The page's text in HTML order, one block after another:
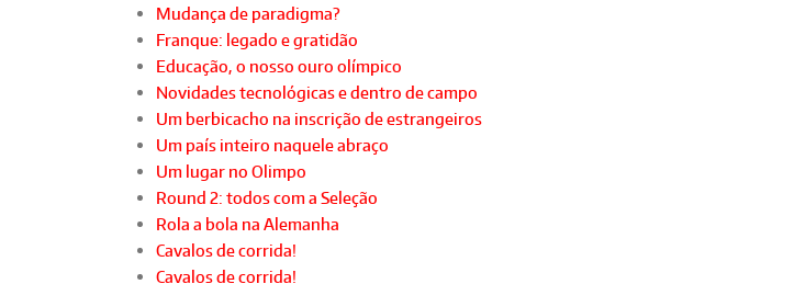
Mudança de paradigma?
Franque: legado e gratidão
Educação, o nosso ouro olímpico
Novidades tecnológicas e dentro de campo
Um berbicacho na inscrição de estrangeiros
Um país inteiro naquele abraço
Um lugar no Olimpo
Round 2: todos com a Seleção
Rola a bola na Alemanha
Cavalos de corrida!
Cavalos de corrida!